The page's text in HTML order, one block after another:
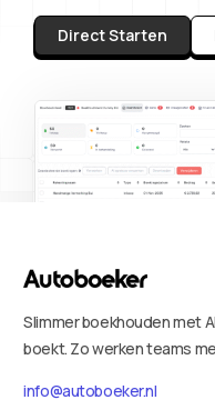
Direct Starten
Slimmer boekhouden met
boekt. Zo werken teams
info@autoboeker.nl